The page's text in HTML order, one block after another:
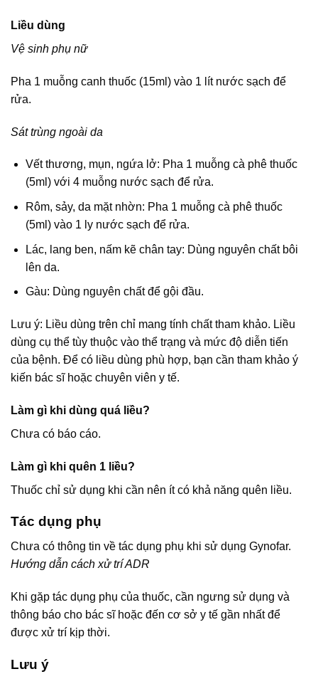
Liều dùng
Vệ sinh phụ nữ
Pha 1 muỗng canh thuốc (15ml) vào 1 lít nước sạch để
rửa.
Sát trùng ngoài da
Vết thương, mụn, ngứa lở: Pha 1 muỗng cà phê thuốc
(5ml) với 4 muỗng nước sạch để rửa.
Rôm, sảy, da mặt nhờn: Pha 1 muỗng cà phê thuốc
(5ml) vào 1 ly nước sạch để rửa.
Lác, lang ben, nấm kẽ chân tay: Dùng nguyên chất bôi
lên da.
Gàu: Dùng nguyên chất để gội đầu.
Lưu ý: Liều dùng trên chỉ mang tính chất tham khảo. Liều
dùng cụ thể tùy thuộc vào thể trạng và mức độ diễn tiến
của bệnh. Để có liều dùng phù hợp, bạn cần tham khảo ý
kiến bác sĩ hoặc chuyên viên y tế.
Làm gì khi dùng quá liều?
Chưa có báo cáo.
Làm gì khi quên 1 liều?
Thuốc chỉ sử dụng khi cần nên ít có khả năng quên liều.
Tác dụng phụ
Chưa có thông tin về tác dụng phụ khi sử dụng Gynofar.
Hướng dẫn cách xử trí ADR
Khi gặp tác dụng phụ của thuốc, cần ngưng sử dụng và
thông báo cho bác sĩ hoặc đến cơ sở y tế gần nhất để
được xử trí kịp thời.
Lưu ý